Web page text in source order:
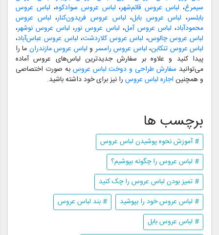
سیمرغ، لباس عروس قائم‌شهر، لباس عروس سوادکوه، لباس عروس
بابلسر، لباس عروس بابل، لباس عروس فریدون‌کنار، لباس عروس
محمودآباد، لباس عروس آمل، لباس عروس نور، لباس عروس نوشهر،
لباس عروس چالوس، لباس عروس کلاردشت، لباس عروس عباس‌آباد،
لباس عروس تنکابن، لباس عروس رامسر و لباس عروس مازندران ما را
پیدا کنید و علاوه بر سفارش جدیدترین لباس‌های عروس آماده
می‌توانید سفارش طراحی و دوخت لباس عروس به صورت اختصاصی
و همچنین اجاره لباس عروس را نیز برای خود داشته باشید.
برچسب ها
# آموزش نحوه پوشیدن لباس عروس
# لباس عروس را چگونه بپوشیم؟
# تمیز بودن لباس عروس را چک کنید
# لباس عروس خود را بپوشید
# بند لباس عروس
# لباس عروس بابل